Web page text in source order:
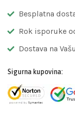
Besplatna
Rok isporuke
Dostava na
Sigurna kupovina: